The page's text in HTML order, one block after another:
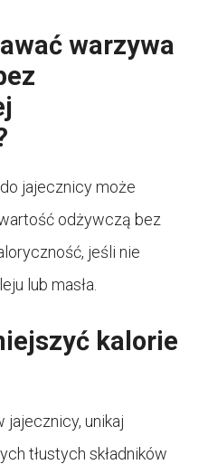
warzywa
jajecznicy może
odżywczą bez
jeśli nie
lub masła.
kalorie
jajecznicy, unikaj
tłustych składników